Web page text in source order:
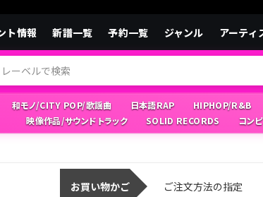
ト情報 新譜一覧 予約一覧 ジャンル アーティ
和モノ/CITY POP/歌謡曲 日本語RAP HIPHOP/R&B
映像作品/サウンドトラック
SOLID RECORDS コン
お買い物かご ご注文方法の指定